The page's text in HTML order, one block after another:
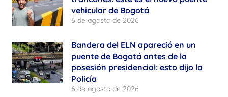
vehicular de Bogotá
6 de agosto de 2026
Bandera del ELN apareció en un
puente de Bogotá antes de la
posesión presidencial: esto dijo la
Policía
6 de agosto de 2026